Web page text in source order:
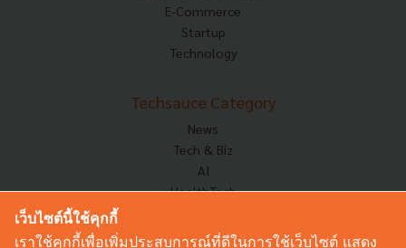
E-Commerce
Startup
Technology
Techsauce Category
News
Tech & Biz
AI
HealthTech
Corp Innov
เว็บไซต์นี้ใช้คุกกี้
เราใช้คุกกี้เพื่อเพิ่มประสบการณ์ที่ดีในการใช้เว็บไซต์ แสดง